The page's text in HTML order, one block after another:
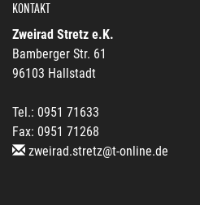
KONTAKT
Zweirad Stretz e.K.
Bamberger Str. 61
96103 Hallstadt
Tel.: 0951 71633
Fax: 0951 71268
zweirad.stretz@t-online.de